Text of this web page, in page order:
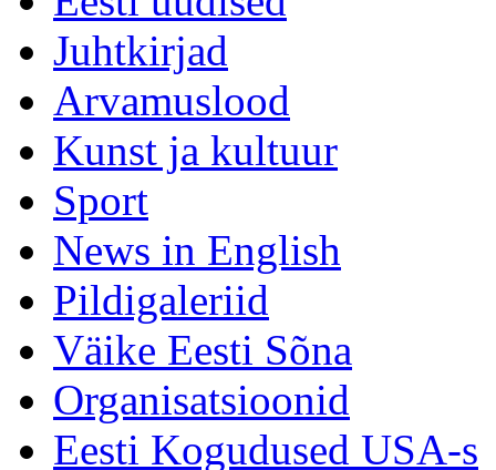
Juhtkirjad
Arvamuslood
Kunst ja kultuur
Sport
News in English
Pildigaleriid
Väike Eesti Sõna
Organisatsioonid
Eesti Kogudused USA-s